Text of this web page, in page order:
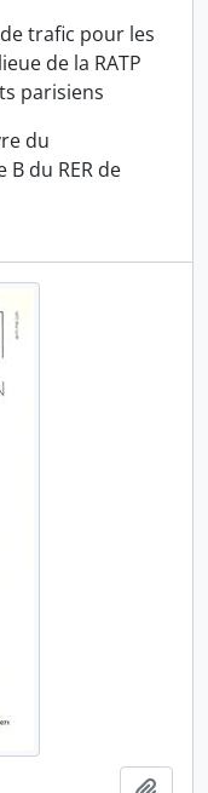
trafic pour les
de la RATP
parisiens
du
du RER de